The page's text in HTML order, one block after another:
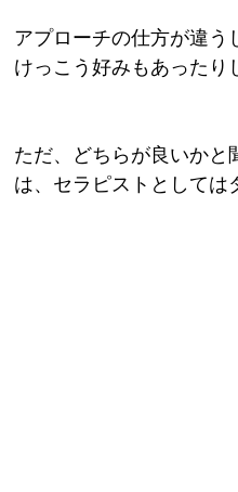
アプローチの仕方が違う
けっこう好みもあったり
ただ、どちらが良いかと
は、セラピストとしては